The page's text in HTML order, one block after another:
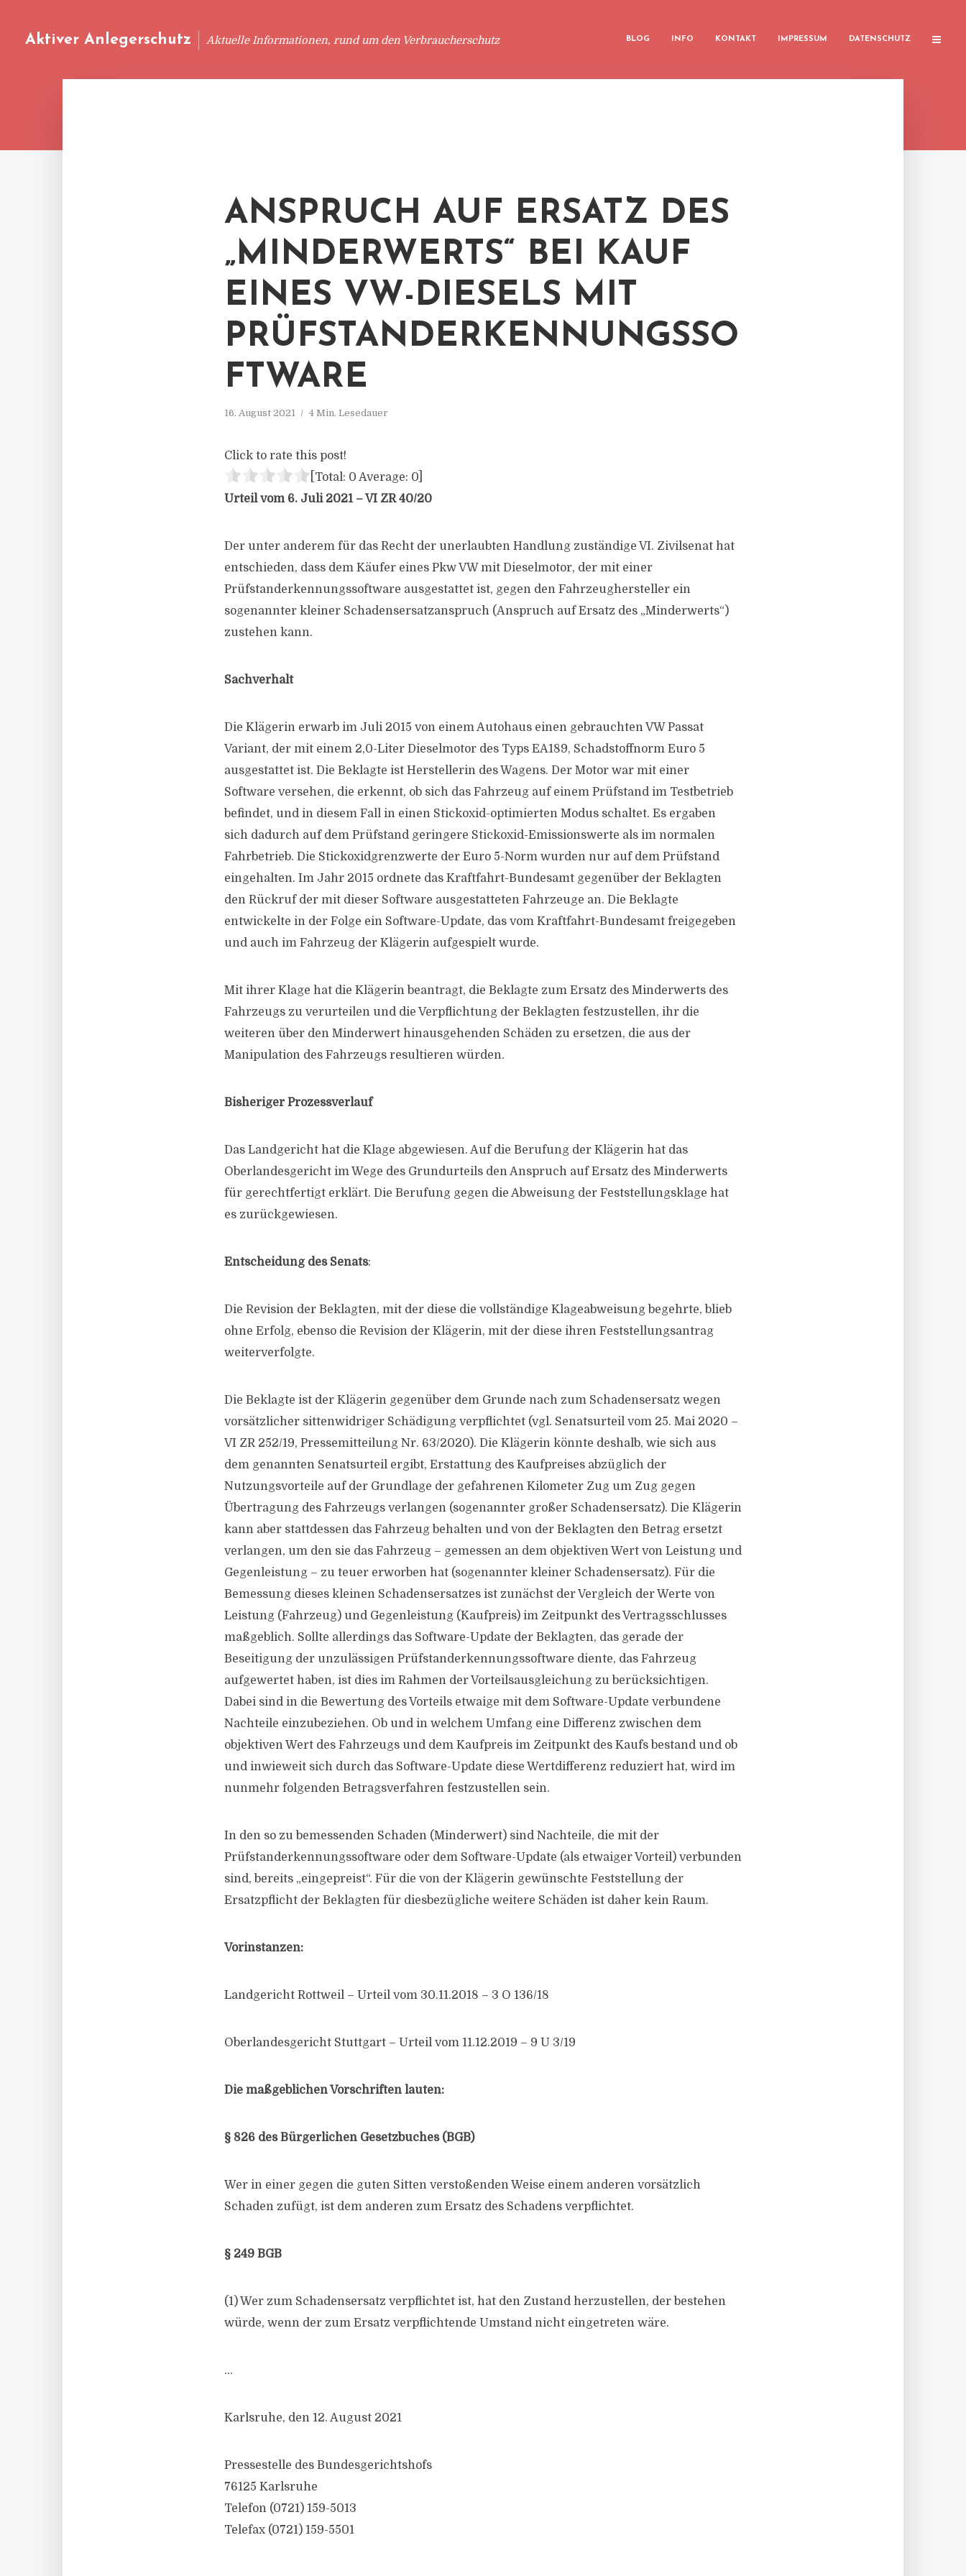
Aktiver Anlegerschutz Aktuelle Informationen, rund um den Verbraucherschutz BLOG INFO KONTAKT IMPRESSUM DATENSCHUTZ
ANSPRUCH AUF ERSATZ DES
„MINDERWERTS“ BEI KAUF
EINES VW-DIESELS MIT
PRÜFSTANDERKENNUNGSSO
FTWARE
16. August 2021 4 Min. Lesedauer
Click to rate this post!
[Total: 0 Average: 0
Urteil vom 6. Juli 2021 – VI ZR 40/20
Der unter anderem für das Recht der unerlaubten Handlung zuständige VI. Zivilsenat hat
entschieden, dass dem Käufer eines Pkw VW mit Dieselmotor, der mit einer
Prüfstanderkennungssoftware ausgestattet ist, gegen den Fahrzeughersteller ein
sogenannter kleiner Schadensersatzanspruch (Anspruch auf Ersatz des „Minderwerts“)
zustehen kann.
Sachverhalt
Die Klägerin erwarb im Juli 2015 von einem Autohaus einen gebrauchten VW Passat
Variant, der mit einem 2,0-Liter Dieselmotor des Typs EA189, Schadstoffnorm Euro 5
ausgestattet ist. Die Beklagte ist Herstellerin des Wagens. Der Motor war mit einer
Software versehen, die erkennt, ob sich das Fahrzeug auf einem Prüfstand im Testbetrieb
befindet, und in diesem Fall in einen Stickoxid-optimierten Modus schaltet. Es ergaben
sich dadurch auf dem Prüfstand geringere Stickoxid-Emissionswerte als im normalen
Fahrbetrieb. Die Stickoxidgrenzwerte der Euro 5-Norm wurden nur auf dem Prüfstand
eingehalten. Im Jahr 2015 ordnete das Kraftfahrt-Bundesamt gegenüber der Beklagten
den Rückruf der mit dieser Software ausgestatteten Fahrzeuge an. Die Beklagte
entwickelte in der Folge ein Software-Update, das vom Kraftfahrt-Bundesamt freigegeben
und auch im Fahrzeug der Klägerin aufgespielt wurde.
Mit ihrer Klage hat die Klägerin beantragt, die Beklagte zum Ersatz des Minderwerts des
Fahrzeugs zu verurteilen und die Verpflichtung der Beklagten festzustellen, ihr die
weiteren über den Minderwert hinausgehenden Schäden zu ersetzen, die aus der
Manipulation des Fahrzeugs resultieren würden.
Bisheriger Prozessverlauf
Das Landgericht hat die Klage abgewiesen. Auf die Berufung der Klägerin hat das
Oberlandesgericht im Wege des Grundurteils den Anspruch auf Ersatz des Minderwerts
für gerechtfertigt erklärt. Die Berufung gegen die Abweisung der Feststellungsklage hat
es zurückgewiesen.
Entscheidung des Senats:
Die Revision der Beklagten, mit der diese die vollständige Klageabweisung begehrte, blieb
ohne Erfolg, ebenso die Revision der Klägerin, mit der diese ihren Feststellungsantrag
weiterverfolgte.
Die Beklagte ist der Klägerin gegenüber dem Grunde nach zum Schadensersatz wegen
vorsätzlicher sittenwidriger Schädigung verpflichtet (vgl. Senatsurteil vom 25. Mai 2020 –
VI ZR 252/19, Pressemitteilung Nr. 63/2020). Die Klägerin könnte deshalb, wie sich aus
dem genannten Senatsurteil ergibt, Erstattung des Kaufpreises abzüglich der
Nutzungsvorteile auf der Grundlage der gefahrenen Kilometer Zug um Zug gegen
Übertragung des Fahrzeugs verlangen (sogenannter großer Schadensersatz). Die Klägerin
kann aber stattdessen das Fahrzeug behalten und von der Beklagten den Betrag ersetzt
verlangen, um den sie das Fahrzeug – gemessen an dem objektiven Wert von Leistung und
Gegenleistung – zu teuer erworben hat (sogenannter kleiner Schadensersatz). Für die
Bemessung dieses kleinen Schadensersatzes ist zunächst der Vergleich der Werte von
Leistung (Fahrzeug) und Gegenleistung (Kaufpreis) im Zeitpunkt des Vertragsschlusses
maßgeblich. Sollte allerdings das Software-Update der Beklagten, das gerade der
Beseitigung der unzulässigen Prüfstanderkennungssoftware diente, das Fahrzeug
aufgewertet haben, ist dies im Rahmen der Vorteilsausgleichung zu berücksichtigen.
Dabei sind in die Bewertung des Vorteils etwaige mit dem Software-Update verbundene
Nachteile einzubeziehen. Ob und in welchem Umfang eine Differenz zwischen dem
objektiven Wert des Fahrzeugs und dem Kaufpreis im Zeitpunkt des Kaufs bestand und ob
und inwieweit sich durch das Software-Update diese Wertdifferenz reduziert hat, wird im
nunmehr folgenden Betragsverfahren festzustellen sein.
In den so zu bemessenden Schaden (Minderwert) sind Nachteile, die mit der
Prüfstanderkennungssoftware oder dem Software-Update (als etwaiger Vorteil) verbunden
sind, bereits „eingepreist“. Für die von der Klägerin gewünschte Feststellung der
Ersatzpflicht der Beklagten für diesbezügliche weitere Schäden ist daher kein Raum.
Vorinstanzen:
Landgericht Rottweil – Urteil vom 30.11.2018 – 3 O 136/18
Oberlandesgericht Stuttgart – Urteil vom 11.12.2019 – 9 U 3/19
Die maßgeblichen Vorschriften lauten:
§ 826 des Bürgerlichen Gesetzbuches (BGB)
Wer in einer gegen die guten Sitten verstoßenden Weise einem anderen vorsätzlich
Schaden zufügt, ist dem anderen zum Ersatz des Schadens verpflichtet.
§ 249 BGB
(1) Wer zum Schadensersatz verpflichtet ist, hat den Zustand herzustellen, der bestehen
würde, wenn der zum Ersatz verpflichtende Umstand nicht eingetreten wäre.
…
Karlsruhe, den 12. August 2021
Pressestelle des Bundesgerichtshofs
76125 Karlsruhe
Telefon (0721) 159-5013
Telefax (0721) 159-5501